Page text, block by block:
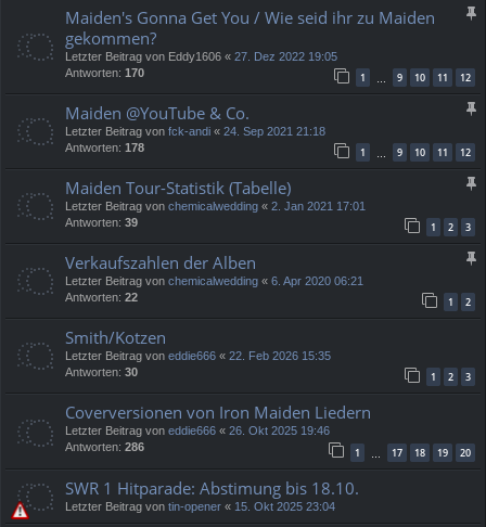
Maiden's Gonna Get You / Wie seid ihr zu Maiden
gekommen?
Letzter Beitrag von Eddy1606 « 27. Dez 2022 19:05
Antworten: 170 1 … 9 10 11 12
Maiden @YouTube & Co.
Letzter Beitrag von fck-andi « 24. Sep 2021 21:18
Antworten: 178 1 … 9 10 11 12
Maiden Tour-Statistik (Tabelle)
Letzter Beitrag von chemicalwedding « 2. Jan 2021 17:01
Antworten: 39 1 2 3
Verkaufszahlen der Alben
Letzter Beitrag von chemicalwedding « 6. Apr 2020 06:21
Antworten: 22 1 2
Smith/Kotzen
Letzter Beitrag von eddie666 « 22. Feb 2026 15:35
Antworten: 30 1 2 3
Coverversionen von Iron Maiden Liedern
Letzter Beitrag von eddie666 « 26. Okt 2025 19:46
Antworten: 286 1 17 18 19 20
SWR 1 Hitparade: Abstimung bis 18.10.
Letzter Beitrag von tin-opener « 15. Okt 2025 23:04